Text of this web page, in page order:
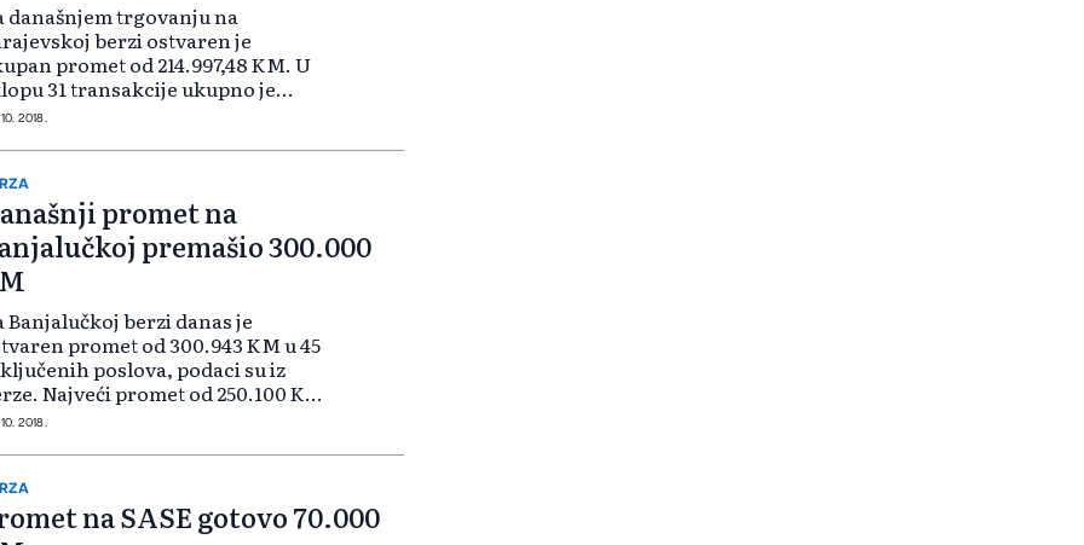
današnjem trgovanju na
berzi ostvaren je
promet od 214.997,48 KM. U
31 transakcije ukupno je
178.438 vrijednosnih
0,53 indeksnih poena na 725,27, što
2018.
promet na
premašio 300.000
Banjalučkoj berzi danas je
promet od 300.943 KM u 45
poslova, podaci su iz
od 250.100 KM
je u javnoj ponudi
vrijednosti od 4,59 odsto bio je
2018.
na SASE gotovo 70.000